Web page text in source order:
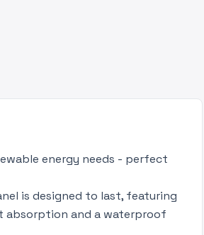
energy needs - perfect
is designed to last, featuring
absorption and a waterproof